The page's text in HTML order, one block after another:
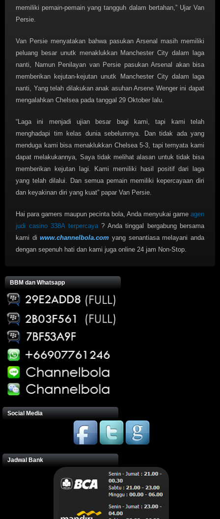
memiliki pemain-pemain yang tangguh dalam bertahan,” Ujar Van
Persie.
Van Persie menyatakan bahwa pasukan Arsenal masih memiliki
peluang besar unutk menaklukkan Manchester City dalam laga
nanti, Namun Penilayan van Persie pasukan Arsenal akan bisa
memberikan kejutan-kejutan unutk Manchester City dalam laga
nanti, Yang telah dilakukan anak asuhan Arsene Wenger ini dapat
mengalahkan Chelsea pada tanggal 29 Oktober lalu.
“Laga ini menjadi ujian besar bagi kami, tapi kami telah
menghadapi tim kelas dunia sebelumnya. Dan tidak ada yang
menduga kami bisa menaklukkan Chelsea 5-3, tapi ternyata kami
dapat melakukannya, Saya tidak melihat alasan untuk tidak bisa
memberikan kejutan lagi. Kami memiliki hasil positif dari laga
yang telah dilalui. Dan semua pemain memiliki kepercayaan diri
dan keyakinan diri yang kuat” papar Van Persie.
Hai para gamers maupun pecinta bola, Anda menyukai game agen
judi casino 338A terpercaya? Anda tinggal bergabung bersama
kami diwww.channelbola.com yang senantiasa melayani anda
dengan sepenuh hati dan kami juga online 24 jam Non-Stop.
BBM dan Whatsapp
Social Media
Jadwal Bank